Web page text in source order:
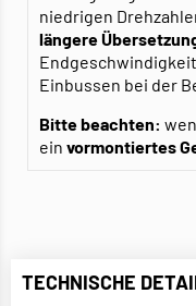
niedrigen
längere
Einbussen bei der
Bitte beachten:
ein vormontiertes
TECHNISCHE